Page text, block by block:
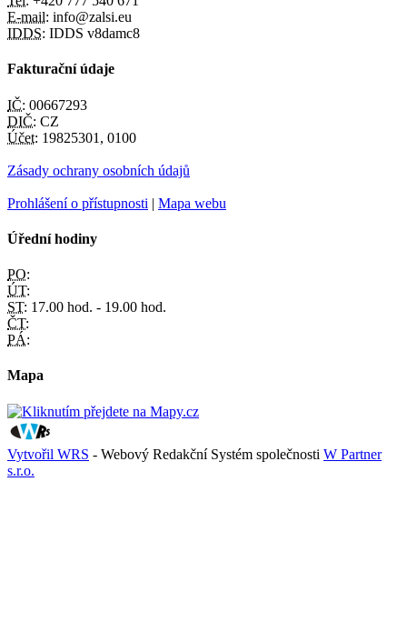
E-mail: info@zalsi.eu
IDDS: IDDS v8damc8
Fakturační údaje
IČ: 00667293
DIČ: CZ
Účet: 19825301, 0100
Zásady ochrany osobních údajů
Prohlášení o přístupnosti | Mapa webu
Úřední hodiny
PO:
ÚT:
ST: 17.00 hod. - 19.00 hod.
ČT:
PÁ:
Mapa
Vytvořil WRS - Webový Redakční Systém společnosti W Partner
s.r.o.